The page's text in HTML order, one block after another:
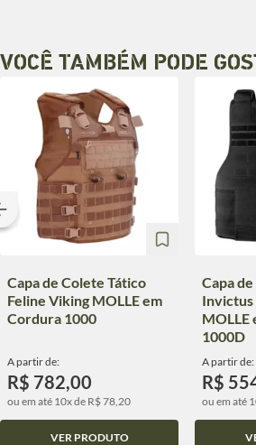
VOCÊ TAMBÉM PODE
Capa de Colete Tático
Feline Viking MOLLE em
Cordura 1000
A partir de:
R$ 782,00
ou em até 10x de R$ 78,20
VER PRODUTO
Capa
Invictus
MOLLE
1000D
A partir de:
R$
ou em até